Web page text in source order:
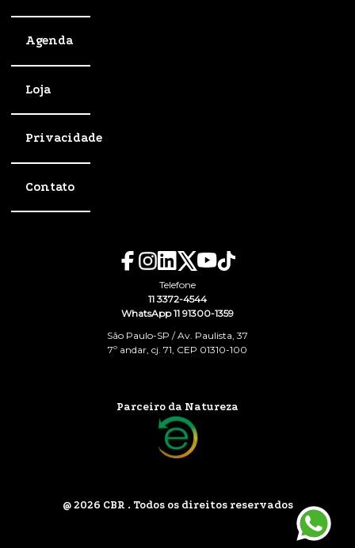
Agenda
Loja
Privacidade
Contato
Telefone
11 3372-4544
WhatsApp 11 91300-1359
São Paulo-SP / Av. Paulista, 37
7º andar, cj. 71, CEP 01310-100
Parceiro da Natureza
@ 2026 CBR . Todos os direitos reservados